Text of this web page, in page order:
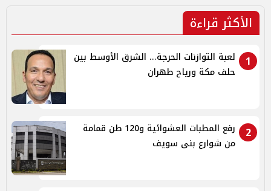
الأكثر قراءة
1
لعبة التوازنات الحرجة... الشرق الأوسط بين
حلف مكة ورياح طهران
2
رفع المطبات العشوائية و120 طن قمامة
من شوارع بنى سويف